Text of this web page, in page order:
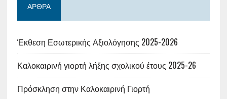
ΆΡΘΡΑ
Έκθεση Εσωτερικής Αξιολόγησης 2025-2026
Καλοκαιρινή γιορτή λήξης σχολικού έτους 2025-26
Πρόσκληση στην Καλοκαιρινή Γιορτή